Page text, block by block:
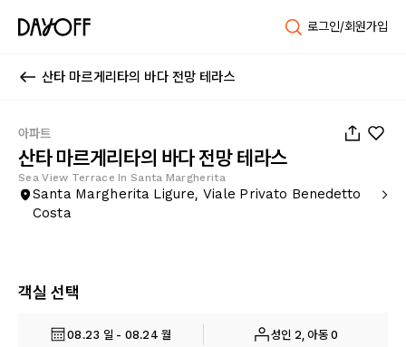
로그인/회원가입
산타 마르게리타의 바다 전망 테라스
아파트
산타 마르게리타의 바다 전망 테라스
Sea View Terrace In Santa Margherita
Santa Margherita Ligure, Viale Privato Benedetto
Costa
객실 선택
08.23 일 - 08.24 월 성인 2, 아동 0